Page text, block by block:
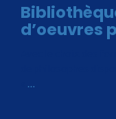
d’oeuvres
…